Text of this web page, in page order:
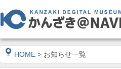
HOME > お知らせ一覧